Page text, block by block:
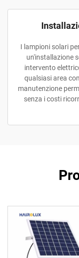
I lampioni solari
un'installazione
intervento
qualsiasi area
manutenzione
senza i costi